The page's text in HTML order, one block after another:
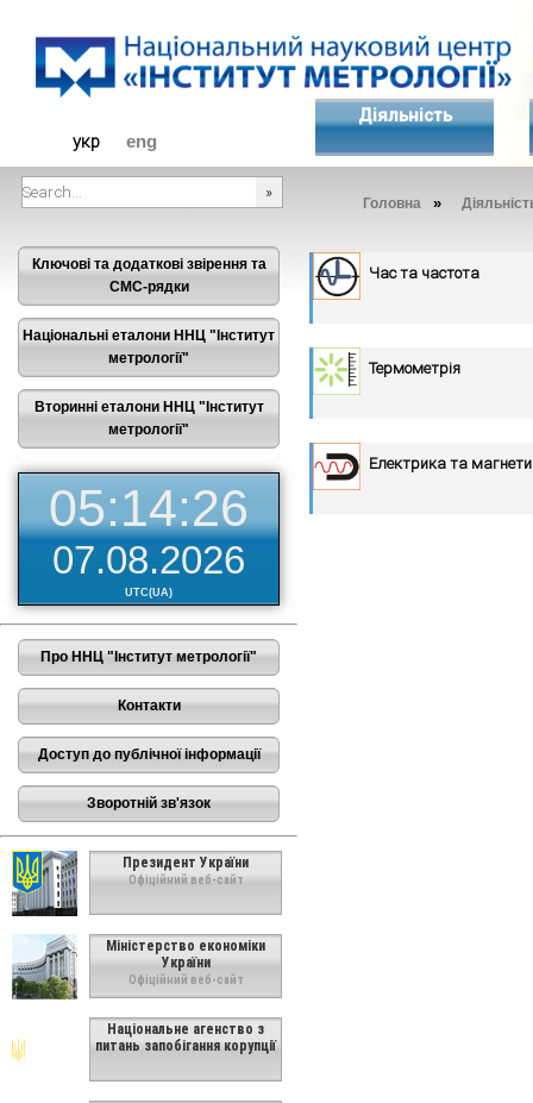
укр eng
Діяльність
Головна »
Ключові та додаткові звірення та
СМС-рядки
Національні еталони ННЦ "Інститут
метрології"
Вторинні еталони ННЦ "Інститут
метрології"
05:14:27
07.08.2026
UTC(UA)
Про ННЦ "Інститут метрології"
Контакти
Доступ до публічної інформації
Зворотній зв'язок
Президент України
Офіційний веб-сайт
Міністерство економіки
України
Офіційний веб-сайт
Національне агенство з
питань запобігання корупції
Час та частота
Термометрія
Електрика та